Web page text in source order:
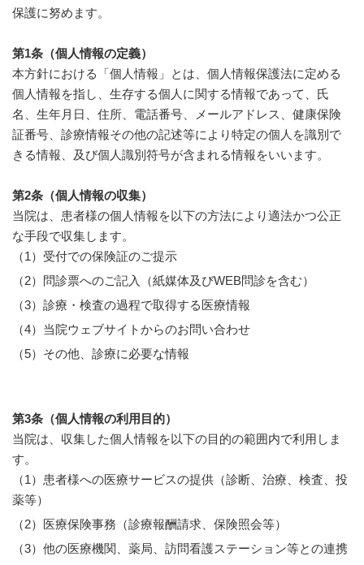
保護に努めます。
第1条（個人情報の定義）
本方針における「個人情報」とは、個人情報保護法に定める
個人情報を指し、生存する個人に関する情報であって、氏
名、生年月日、住所、電話番号、メールアドレス、健康保険
証番号、診療情報その他の記述等により特定の個人を識別で
きる情報、及び個人識別符号が含まれる情報をいいます。
第2条（個人情報の収集）
当院は、患者様の個人情報を以下の方法により適法かつ公正
な手段で収集します。
（1）受付での保険証のご提示
（2）問診票へのご記入（紙媒体及びWEB問診を含む）
（3）診療・検査の過程で取得する医療情報
（4）当院ウェブサイトからのお問い合わせ
（5）その他、診療に必要な情報
第3条（個人情報の利用目的）
当院は、収集した個人情報を以下の目的の範囲内で利用しま
す。
（1）患者様への医療サービスの提供（診断、治療、検査、投
薬等）
（2）医療保険事務（診療報酬請求、保険照会等）
（3）他の医療機関、薬局、訪問看護ステーション等との連携